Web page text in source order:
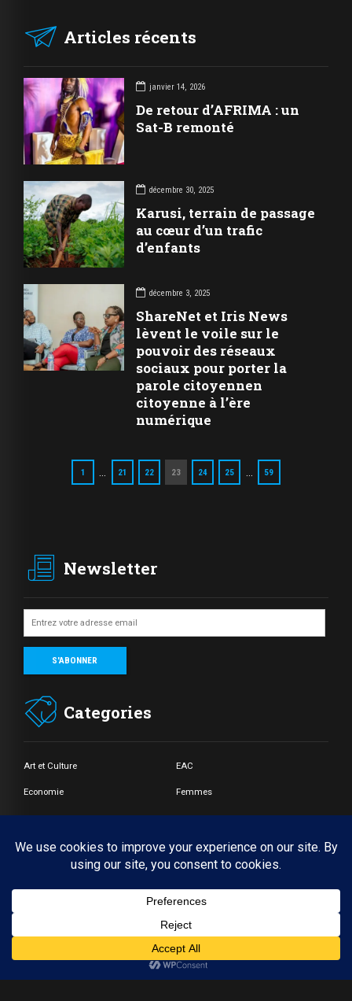
Articles récents
janvier 14, 2026
De retour d’AFRIMA : un
Sat-B remonté
décembre 30, 2025
Karusi, terrain de passage
au cœur d’un trafic
d’enfants
décembre 3, 2025
ShareNet et Iris News
lèvent le voile sur le
pouvoir des réseaux
sociaux pour porter la
parole citoyennen
citoyenne à l’ère
numérique
1 21 22 23 24 25 59
Newsletter
Categories
Art et Culture EAC
Economie Femmes
Jeunes Santé
Societé
© Copyright by BoldThemes 2017. All rights reserved.
A propos CONTACT